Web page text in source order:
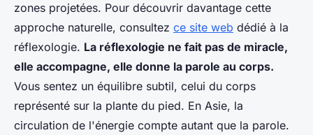
zones projetées. Pour découvrir davantage cette
approche naturelle, consultez ce site web dédié à la
réflexologie. La réflexologie ne fait pas de miracle,
elle accompagne, elle donne la parole au corps.
Vous sentez un équilibre subtil, celui du corps
représenté sur la plante du pied. En Asie, la
circulation de l'énergie compte autant que la parole.